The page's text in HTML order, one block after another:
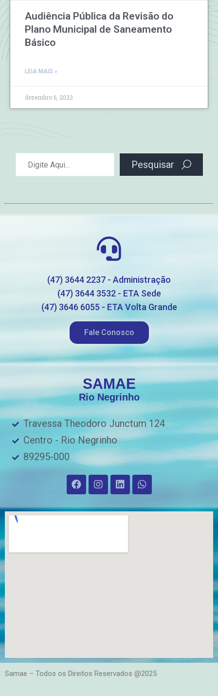
​Audiência Pública da Revisão do
Plano Municipal de Saneamento
Básico
LEIA MAIS »
dezembro 6, 2023
Pesquisar
(47) 3644 2237 - Administração
(47) 3644 3532 - ETA Sede
(47) 3646 6055 - ETA Volta Grande
Fale Conosco
SAMAE
Rio Negrinho
Travessa Theodoro Junctum 124
Centro - Rio Negrinho
89295-000
Samae – Todos os Direitos Reservados @2025